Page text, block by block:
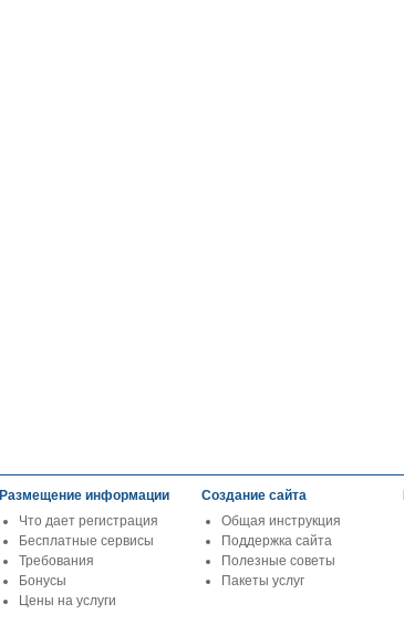
Размещение информации
Что дает регистрация
Бесплатные сервисы
Требования
Бонусы
Цены на услуги
Создание сайта
Общая инструкция
Поддержка сайта
Полезные советы
Пакеты услуг